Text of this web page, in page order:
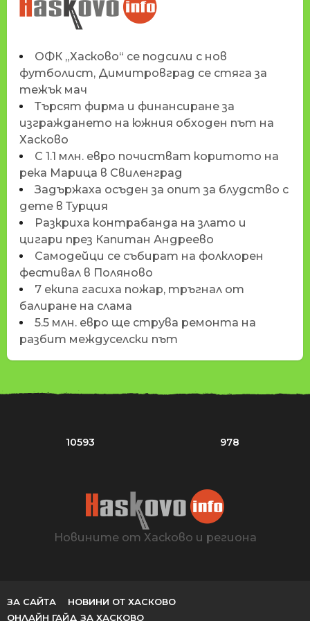
HASKOVO.INFO
ОФК „Хасково“ се подсили с нов
футболист, Димитровград се стяга за
тежък мач
Търсят фирма и финансиране за
изграждането на южния обходен път на
Хасково
С 1.1 млн. евро почистват коритото на
река Марица в Свиленград
Задържаха осъден за опит за блудство с
дете в Турция
Разкриха контрабанда на злато и
цигари през Капитан Андреево
Самодейци се събират на фолклорен
фестивал в Поляново
7 екипа гасиха пожар, тръгнал от
балиране на слама
5.5 млн. евро ще струва ремонта на
разбит междуселски път
10593 978
Новините от Хасково и региона
ЗА САЙТА
НОВИНИ ОТ ХАСКОВО
ОНЛАЙН ГАЙД ЗА ХАСКОВО